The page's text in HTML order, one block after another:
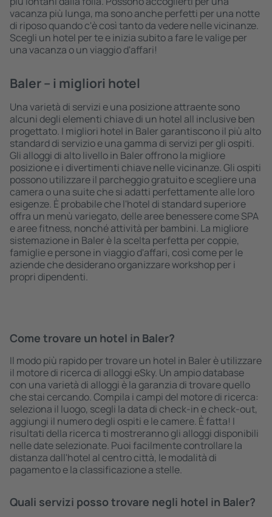
vacanza più lunga, ma sono anche perfetti per una notte
di riposo quando c'è così tanto da vedere nelle vicinanze.
Scegli un hotel per te e inizia subito a fare le valige per
una vacanza o un viaggio d'affari!
Baler – i migliori hotel
Una varietà di servizi e una posizione attraente sono
alcuni degli elementi chiave di un hotel all inclusive ben
progettato. I migliori hotel in Baler garantiscono il più alto
standard di servizio e una gamma di servizi per gli ospiti.
Gli alloggi di alto livello in Baler offrono la migliore
posizione e i divertimenti chiave nelle vicinanze. Gli ospiti
possono utilizzare il parcheggio gratuito e scegliere una
camera o una suite che si adatti perfettamente alle loro
esigenze. È probabile che l'hotel di standard superiore
offra un menù variegato, delle aree benessere come SPA
e aree fitness, nonché attività per bambini. La migliore
sistemazione in Baler è la scelta perfetta per coppie,
famiglie e persone in viaggio d'affari, così come per le
aziende che desiderano organizzare workshop per i
propri dipendenti.
Come trovare un hotel in Baler?
Il modo più rapido per trovare un hotel in Baler è utilizzare
il motore di ricerca di alloggi eSky. Un ampio database
con una varietà di alloggi è la garanzia di trovare quello
che stai cercando. Compila i campi del motore di ricerca:
seleziona il luogo, scegli la data di check-in e check-out,
aggiungi il numero degli ospiti e le camere. È fatta! I
risultati della ricerca ti mostreranno gli alloggi disponibili
nelle date selezionate. Puoi facilmente controllare la
distanza dall'hotel al centro città, le modalità di
pagamento e la classificazione a stelle.
Quali servizi posso trovare negli hotel in Baler?